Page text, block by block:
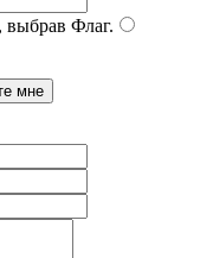
выбрав Флаг.